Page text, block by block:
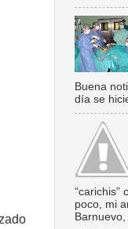
Buena
día se
“carichis”
poco, mi
Barnuevo,